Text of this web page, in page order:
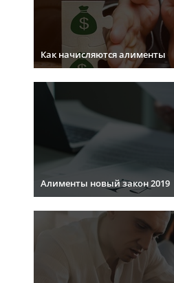
Как начисляются алименты
Алименты новый закон 2019